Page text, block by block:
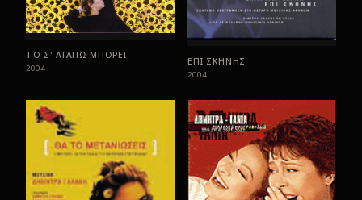
ΤΟ Σ' ΑΓΑΠΩ ΜΠΟΡΕΙ
2004
ΕΠΙ ΣΚΗΝΗΣ
2004